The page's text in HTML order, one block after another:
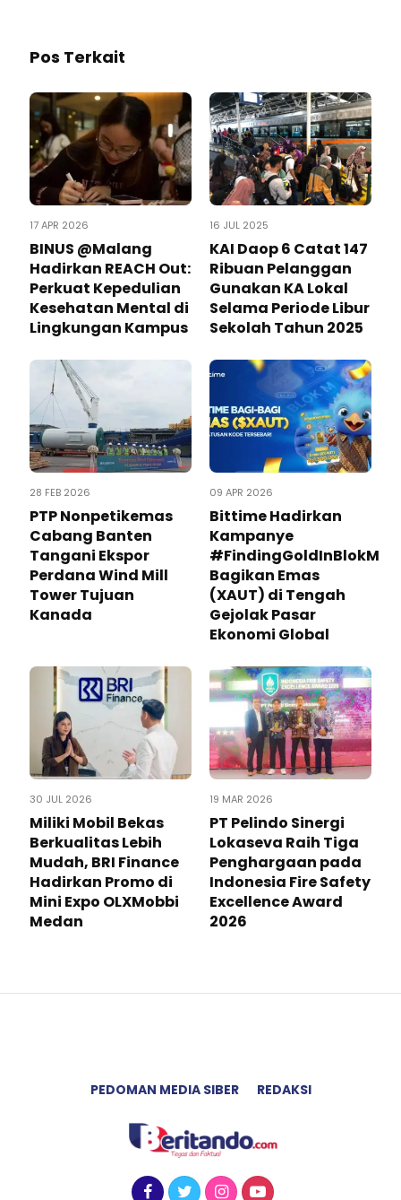
Pos Terkait
17 APR 2026
BINUS @Malang
Hadirkan REACH Out:
Perkuat Kepedulian
Kesehatan Mental di
Lingkungan Kampus
16 JUL 2025
KAI Daop 6 Catat 147
Ribuan Pelanggan
Gunakan KA Lokal
Selama Periode Libur
Sekolah Tahun 2025
28 FEB 2026
PTP Nonpetikemas
Cabang Banten
Tangani Ekspor
Perdana Wind Mill
Tower Tujuan
Kanada
09 APR 2026
Bittime Hadirkan
Kampanye
#FindingGoldInBlokM
Bagikan Emas
(XAUT) di Tengah
Gejolak Pasar
Ekonomi Global
30 JUL 2026
Miliki Mobil Bekas
Berkualitas Lebih
Mudah, BRI Finance
Hadirkan Promo di
Mini Expo OLXMobbi
Medan
19 MAR 2026
PT Pelindo Sinergi
Lokaseva Raih Tiga
Penghargaan pada
Indonesia Fire Safety
Excellence Award
2026
PEDOMAN MEDIA SIBER REDAKSI